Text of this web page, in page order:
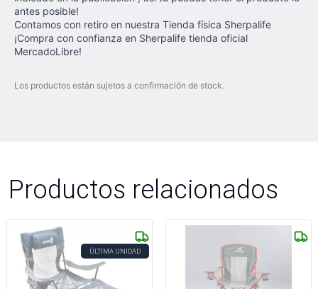
antes posible!
Contamos con retiro en nuestra Tienda física Sherpalife
¡Compra con confianza en Sherpalife tienda oficial
MercadoLibre!
Los productos están sujetos a confirmación de stock.
Productos relacionados
ÚLTIMA UNIDAD